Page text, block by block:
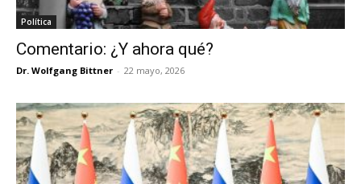
Política
Comentario: ¿Y ahora qué?
Dr. Wolfgang Bittner - 22 mayo, 2026